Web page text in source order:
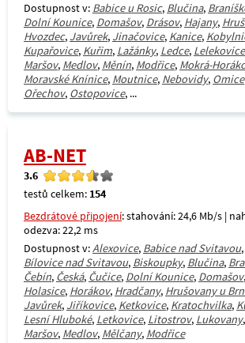
Dostupnost v: Babice u Rosic, Blučina,
Dolní Kounice, Domašov, Drásov, Hajany,
Hvozdec, Javůrek, Jinačovice, Kanice,
Kupařovice, Kuřim, Lažánky, Ledce, Lelekovice
Maršov, Medlov, Měnín, Modřice, Mokrá-
Moravské Knínice, Moutnice, Nebovidy, Omice
Ořechov, Ostopovice, ...
AB-NET
3.6
testů celkem: 154
Bezdrátové připojení: stahování: 24,6 Mb/s |
odezva: 22,2 ms
Dostupnost v:Alexovice, Babice nad Svitavou,
Bílovice nad Svitavou, Biskoupky, Blučina,
Čebín, Česká, Čučice, Dolní Kounice, Domašov,
Holasice, Horákov, Hradčany, Hrušovany u
Javůrek, Jiříkovice, Ketkovice, Kratochvilka,
Lesní Hluboké, Letkovice, Litostrov, Lukovany,
Maršov, Medlov, Mělčany, Modřice